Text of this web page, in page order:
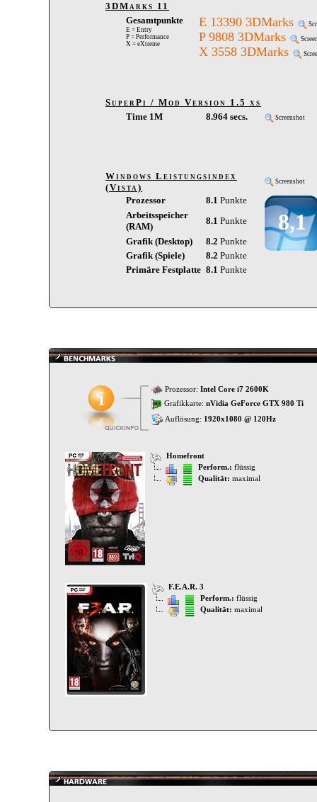
3DMarks 11
Gesamtpunkte
E = Entry
P = Performance
X = eXtreme
E 13390 3DMarks
P 9808 3DMarks
X 3558 3DMarks
SuperPi / Mod Version 1.5 xs
Time 1M
8.964 secs. Screenshot
Windows Leistungsindex
(Vista)
Screenshot
Prozessor 8.1 Punkte
8,1
Arbeitsspeicher
(RAM)
8.1 Punkte
Grafik (Desktop)
8.2 Punkte
Grafik (Spiele)
8.2 Punkte
Primäre Festplatte 8.1 Punkte
Prozessor: Intel Core i7 2600K
Grafikkarte: nVidia GeForce GTX 980 Ti
Auflösung: 1920x1080 @ 120Hz
Homefront
Perform.: flüssig
Qualität: maximal
F.E.A.R. 3
Perform.: flüssig
Qualität: maximal